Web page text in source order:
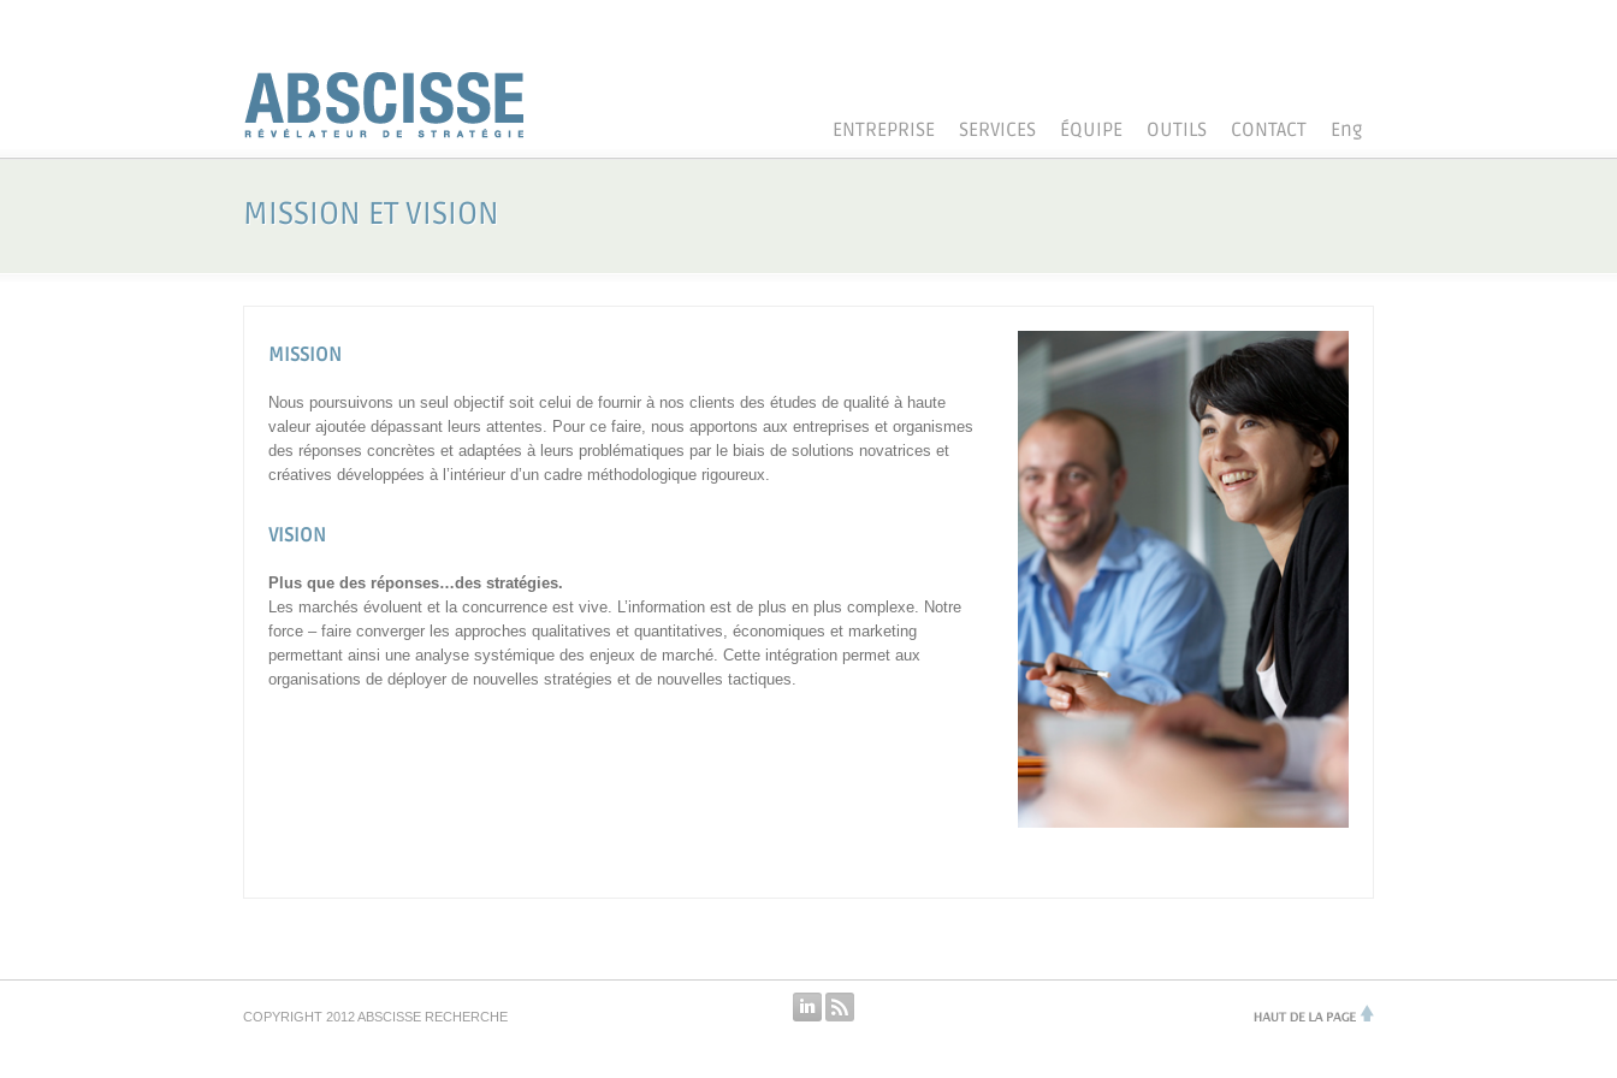
ENTREPRISE SERVICES ÉQUIPE OUTILS CONTACT Eng
MISSION ET VISION
MISSION
Nous poursuivons un seul objectif soit celui de fournir à nos clients des études de qualité à haute
valeur ajoutée dépassant leurs attentes. Pour ce faire, nous apportons aux entreprises et organismes
des réponses concrètes et adaptées à leurs problématiques par le biais de solutions novatrices et
créatives développées à l’intérieur d’un cadre méthodologique rigoureux.
VISION
Plus que des réponses…des stratégies.
Les marchés évoluent et la concurrence est vive. L’information est de plus en plus complexe. Notre
force – faire converger les approches qualitatives et quantitatives, économiques et marketing
permettant ainsi une analyse systémique des enjeux de marché. Cette intégration permet aux
organisations de déployer de nouvelles stratégies et de nouvelles tactiques.
COPYRIGHT 2012ABSCISSE RECHERCHE